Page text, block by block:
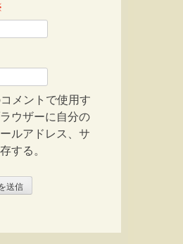
メントで使用す
ウザーに自分の
ルアドレス、サ
する。